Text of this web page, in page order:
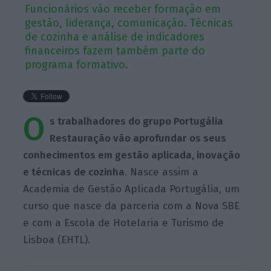
Funcionários vão receber formação em
gestão, liderança, comunicação. Técnicas
de cozinha e análise de indicadores
financeiros fazem também parte do
programa formativo.
O s trabalhadores do grupo Portugália
Restauração vão aprofundar os seus
conhecimentos em gestão aplicada, inovação
e técnicas de cozinha. Nasce assim a
Academia de Gestão Aplicada Portugália, um
curso que nasce da parceria com a Nova SBE
e com a Escola de Hotelaria e Turismo de
Lisboa (EHTL).